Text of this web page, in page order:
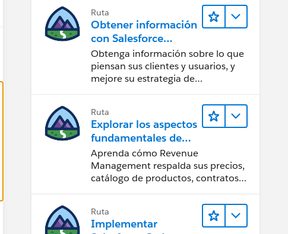
Ruta
Obtener información
con Salesforce
Feedback
Management
Obtenga información sobre lo que
piensan sus clientes y usuarios, y
mejore su estrategia de
Ruta
Explorar los aspectos
fundamentales de
Agentforce Revenue
Management
Aprenda cómo Revenue
Management respalda sus precios,
catálogo de productos, contratos y
Ruta
Implementar